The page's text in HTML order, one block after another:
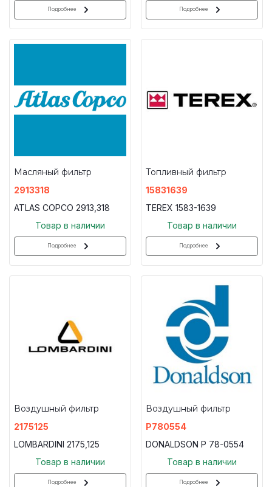
Подробнее Подробнее
Масляный фильтр
2913318
ATLAS COPCO 2913,318
Товар в наличии
Подробнее
Топливный фильтр
15831639
TEREX 1583-1639
Товар в наличии
Подробнее
Воздушный фильтр
2175125
LOMBARDINI 2175,125
Товар в наличии
Подробнее
Воздушный фильтр
P780554
DONALDSON P 78-0554
Товар в наличии
Подробнее